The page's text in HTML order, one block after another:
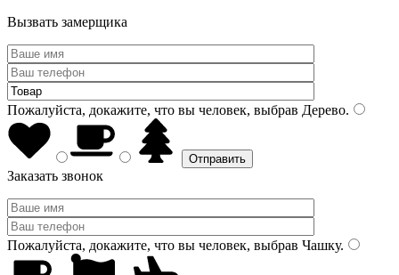
Вызвать замерщика
Пожалуйста, докажите, что вы человек, выбрав Дерево.
Заказать звонок
Пожалуйста, докажите, что вы человек, выбрав Чашку.